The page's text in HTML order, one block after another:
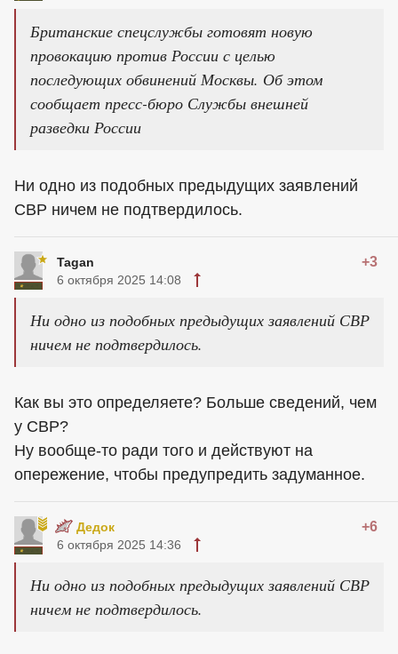
Британские спецслужбы готовят новую
провокацию против России с целью
последующих обвинений Москвы. Об этом
сообщает пресс-бюро Службы внешней
разведки России
Ни одно из подобных предыдущих заявлений
СВР ничем не подтвердилось.
Tagan +3
6 октября 2025 14:08
Ни одно из подобных предыдущих заявлений СВР
ничем не подтвердилось.
Как вы это определяете? Больше сведений, чем
у СВР?
Ну вообще-то ради того и действуют на
опережение, чтобы предупредить задуманное.
Дедок +6
6 октября 2025 14:36
Ни одно из подобных предыдущих заявлений СВР
ничем не подтвердилось.